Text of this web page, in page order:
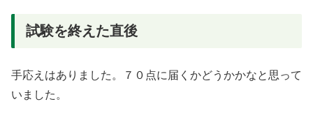
試験を終えた直後
手応えはありました。７０点に届くかどうかかなと思って
いました。